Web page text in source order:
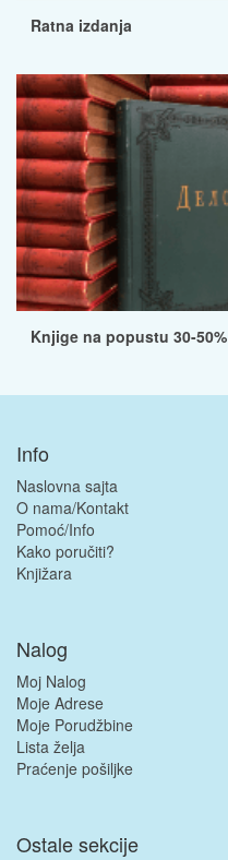
Ratna izdanja
Knjige na popustu 30-50%
Info
Naslovna sajta
O nama/Kontakt
Pomoć/Info
Kako poručiti?
Knjižara
Nalog
Moj Nalog
Moje Adrese
Moje Porudžbine
Lista želja
Praćenje pošiljke
Ostale sekcije